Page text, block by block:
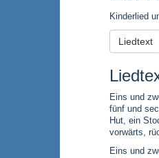
Kinderlied
Liedtext
Eins und
fünf und
Hut, ein
vorwärts,
Eins und